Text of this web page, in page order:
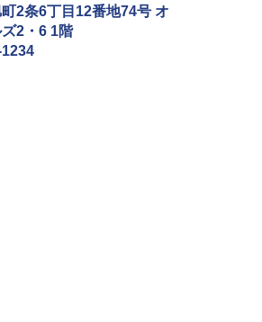
2条6丁目12番地74号 オ
2・6 1階